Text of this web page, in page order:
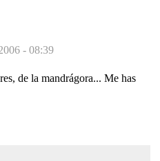
- 08:39
de la mandrágora... Me has